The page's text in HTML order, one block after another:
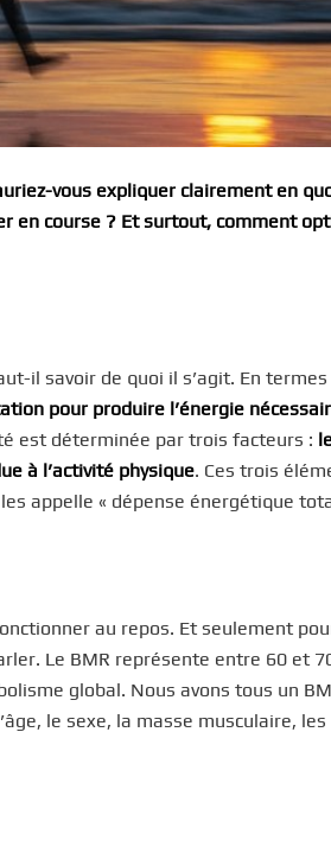
vous expliquer clairement en
en course ? Et surtout, comment
il savoir de quoi il s’agit. En
pour produire l’énergie
est déterminée par trois facteurs :
à l’activité physique. Ces trois
appelle « dépense énergétique
au repos. Et seulement
Le BMR représente entre 60 et
global. Nous avons tous un
le sexe, la masse musculaire,